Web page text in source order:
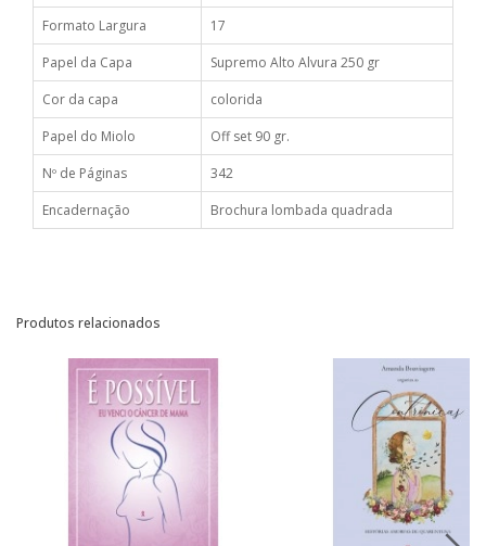
Formato Largura
17
Papel da Capa
Supremo Alto Alvura 250 gr
Cor da capa
colorida
Papel do Miolo
Off set 90 gr.
Nº de Páginas
342
Encadernação
Brochura lombada quadrada
Produtos relacionados